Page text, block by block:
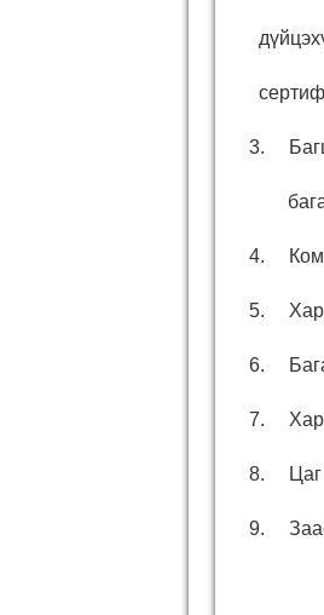
3.
4.
5.
6.
7.
8. Цаг
9.